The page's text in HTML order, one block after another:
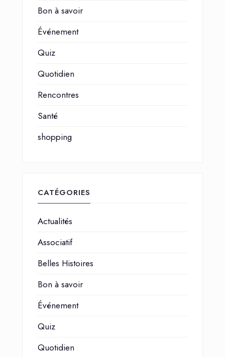
Bon à savoir
Événement
Quiz
Quotidien
Rencontres
Santé
shopping
CATÉGORIES
Actualités
Associatif
Belles Histoires
Bon à savoir
Événement
Quiz
Quotidien